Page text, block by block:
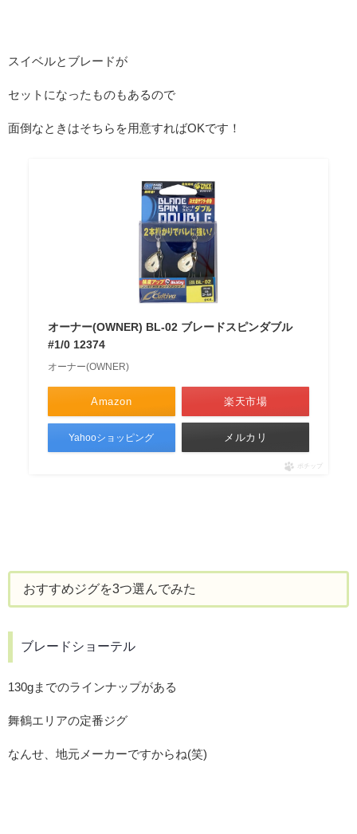
スイベルとブレードが
セットになったものもあるので
面倒なときはそちらを用意すればOKです！
オーナー(OWNER) BL-02 ブレードスピンダブル
#1/0 12374
オーナー(OWNER)
Amazon 楽天市場
Yahooショッピング メルカリ
ポチップ
おすすめジグを3つ選んでみた
ブレードショーテル
130gまでのラインナップがある
舞鶴エリアの定番ジグ
なんせ、地元メーカーですからね(笑)